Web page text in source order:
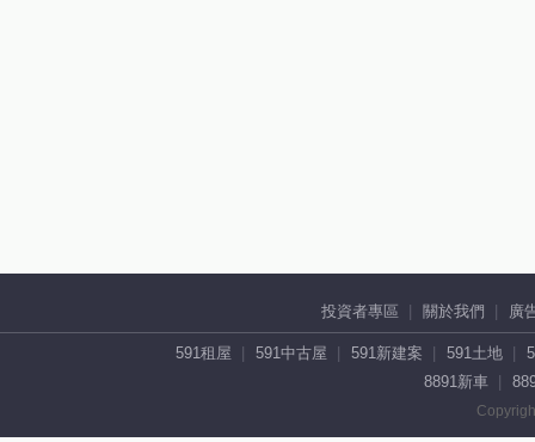
投資者專區 關於我們 廣
591租屋 591中古屋 591新建案 591土地
8891新車